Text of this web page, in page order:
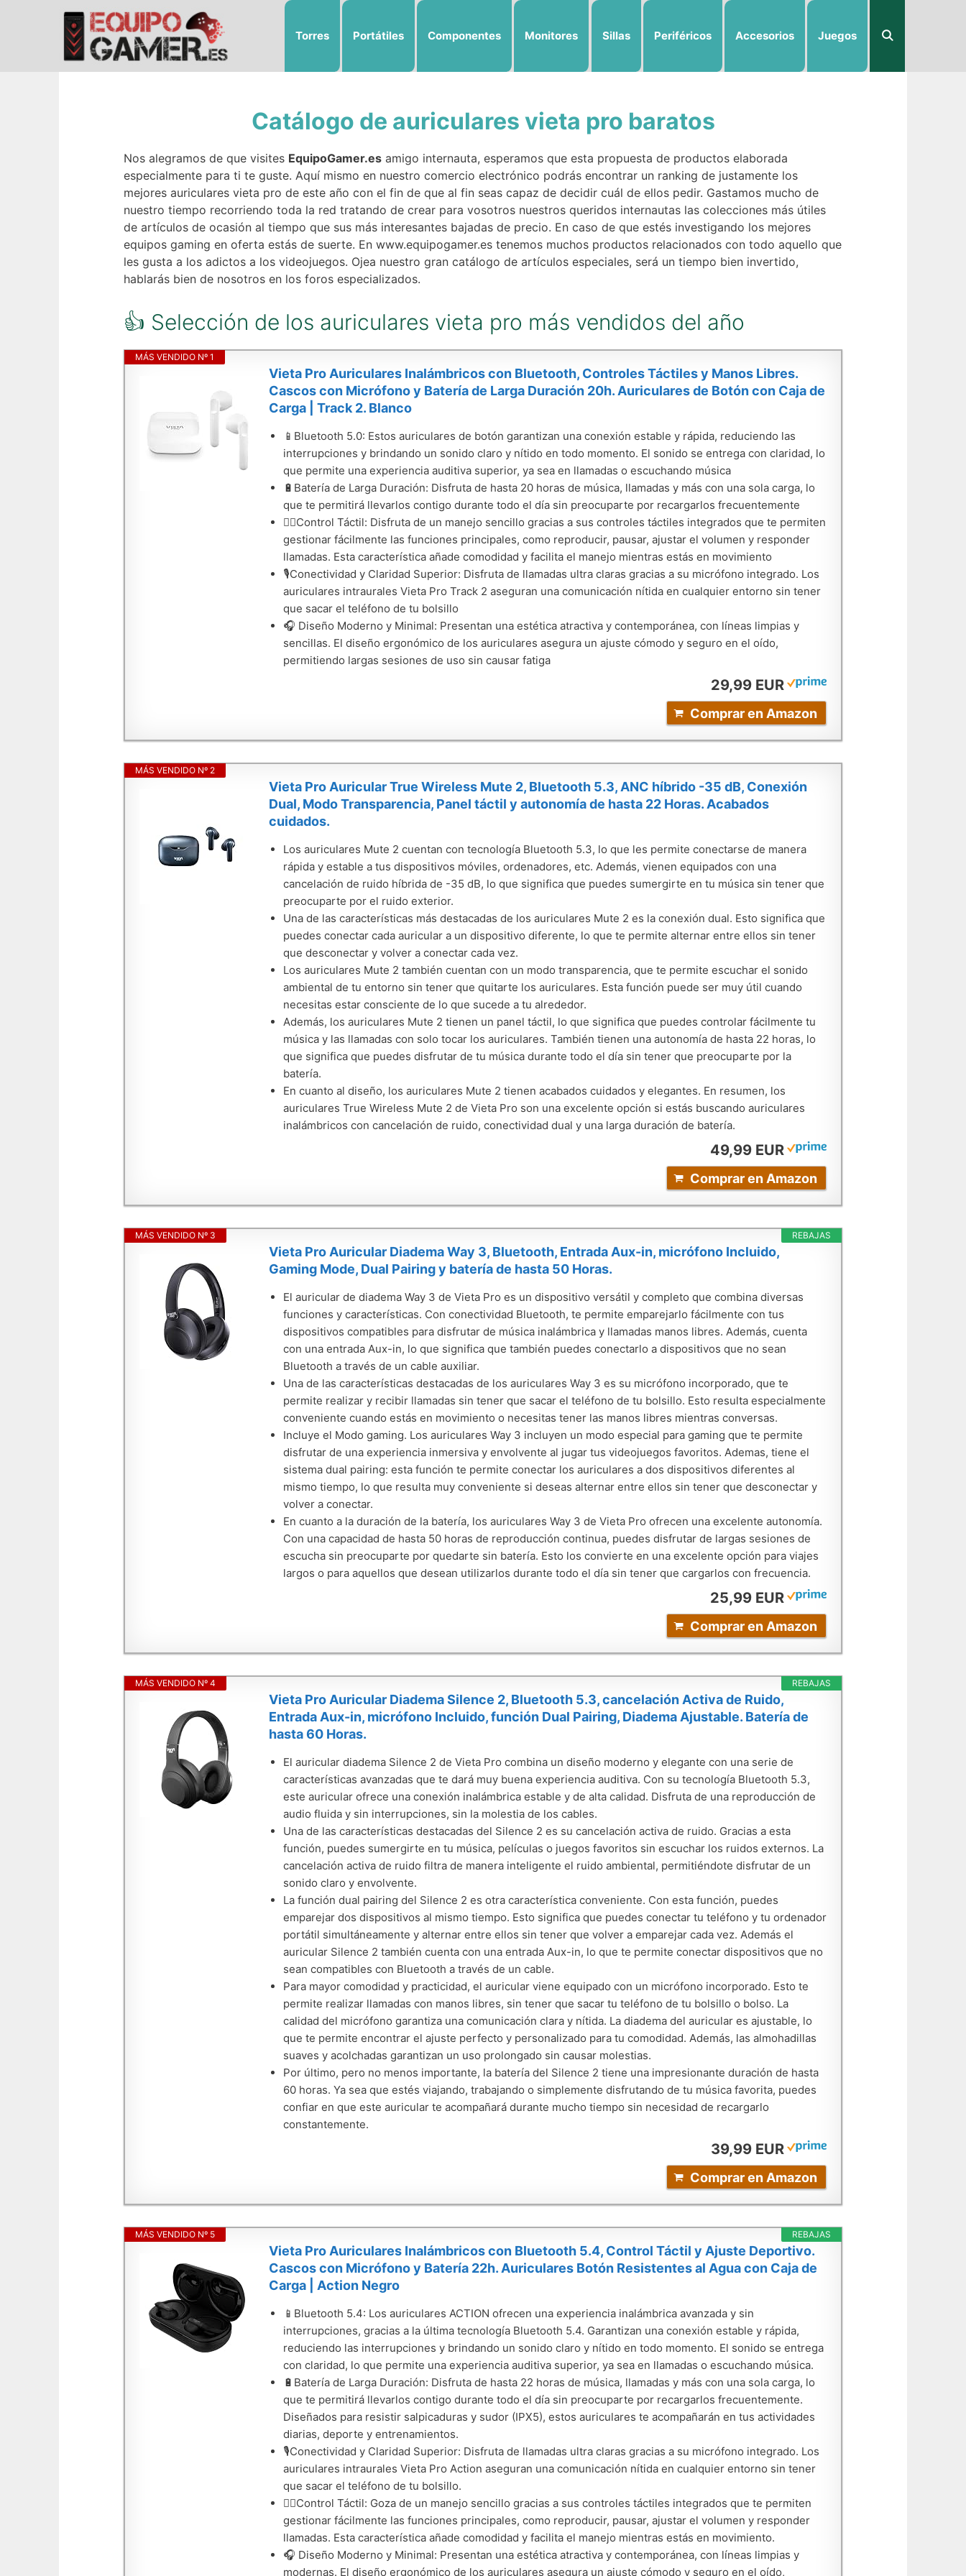
Torres Portátiles Componentes Monitores Sillas Periféricos Accesorios Juegos
Catálogo de auriculares vieta pro baratos
Nos alegramos de que visites EquipoGamer.es amigo internauta, esperamos que esta propuesta de productos elaborada
especialmente para ti te guste. Aquí mismo en nuestro comercio electrónico podrás encontrar un ranking de justamente los
mejores auriculares vieta pro de este año con el fin de que al fin seas capaz de decidir cuál de ellos pedir. Gastamos mucho de
nuestro tiempo recorriendo toda la red tratando de crear para vosotros nuestros queridos internautas las colecciones más útiles
de artículos de ocasión al tiempo que sus más interesantes bajadas de precio. En caso de que estés investigando los mejores
equipos gaming en oferta estás de suerte. En www.equipogamer.es tenemos muchos productos relacionados con todo aquello que
les gusta a los adictos a los videojuegos. Ojea nuestro gran catálogo de artículos especiales, será un tiempo bien invertido,
hablarás bien de nosotros en los foros especializados.
👍 Selección de los auriculares vieta pro más vendidos del año
MÁS VENDIDO Nº 1
Vieta Pro Auriculares Inalámbricos con Bluetooth, Controles Táctiles y Manos Libres.
Cascos con Micrófono y Batería de Larga Duración 20h. Auriculares de Botón con Caja de
Carga | Track 2. Blanco
📱Bluetooth 5.0: Estos auriculares de botón garantizan una conexión estable y rápida, reduciendo las
interrupciones y brindando un sonido claro y nítido en todo momento. El sonido se entrega con claridad, lo
que permite una experiencia auditiva superior, ya sea en llamadas o escuchando música
🔋Batería de Larga Duración: Disfruta de hasta 20 horas de música, llamadas y más con una sola carga, lo
que te permitirá llevarlos contigo durante todo el día sin preocuparte por recargarlos frecuentemente
👆🏼Control Táctil: Disfruta de un manejo sencillo gracias a sus controles táctiles integrados que te permiten
gestionar fácilmente las funciones principales, como reproducir, pausar, ajustar el volumen y responder
llamadas. Esta característica añade comodidad y facilita el manejo mientras estás en movimiento
🎙️Conectividad y Claridad Superior: Disfruta de llamadas ultra claras gracias a su micrófono integrado. Los
auriculares intraurales Vieta Pro Track 2 aseguran una comunicación nítida en cualquier entorno sin tener
que sacar el teléfono de tu bolsillo
🎧 Diseño Moderno y Minimal: Presentan una estética atractiva y contemporánea, con líneas limpias y
sencillas. El diseño ergonómico de los auriculares asegura un ajuste cómodo y seguro en el oído,
permitiendo largas sesiones de uso sin causar fatiga
29,99 EUR
Comprar en Amazon
MÁS VENDIDO Nº 2
Vieta Pro Auricular True Wireless Mute 2, Bluetooth 5.3, ANC híbrido -35 dB, Conexión
Dual, Modo Transparencia, Panel táctil y autonomía de hasta 22 Horas. Acabados
cuidados.
Los auriculares Mute 2 cuentan con tecnología Bluetooth 5.3, lo que les permite conectarse de manera
rápida y estable a tus dispositivos móviles, ordenadores, etc. Además, vienen equipados con una
cancelación de ruido híbrida de -35 dB, lo que significa que puedes sumergirte en tu música sin tener que
preocuparte por el ruido exterior.
Una de las características más destacadas de los auriculares Mute 2 es la conexión dual. Esto significa que
puedes conectar cada auricular a un dispositivo diferente, lo que te permite alternar entre ellos sin tener
que desconectar y volver a conectar cada vez.
Los auriculares Mute 2 también cuentan con un modo transparencia, que te permite escuchar el sonido
ambiental de tu entorno sin tener que quitarte los auriculares. Esta función puede ser muy útil cuando
necesitas estar consciente de lo que sucede a tu alrededor.
Además, los auriculares Mute 2 tienen un panel táctil, lo que significa que puedes controlar fácilmente tu
música y las llamadas con solo tocar los auriculares. También tienen una autonomía de hasta 22 horas, lo
que significa que puedes disfrutar de tu música durante todo el día sin tener que preocuparte por la
batería.
En cuanto al diseño, los auriculares Mute 2 tienen acabados cuidados y elegantes. En resumen, los
auriculares True Wireless Mute 2 de Vieta Pro son una excelente opción si estás buscando auriculares
inalámbricos con cancelación de ruido, conectividad dual y una larga duración de batería.
49,99 EUR
Comprar en Amazon
REBAJAS
MÁS VENDIDO Nº 3
Vieta Pro Auricular Diadema Way 3, Bluetooth, Entrada Aux-in, micrófono Incluido,
Gaming Mode, Dual Pairing y batería de hasta 50 Horas.
El auricular de diadema Way 3 de Vieta Pro es un dispositivo versátil y completo que combina diversas
funciones y características. Con conectividad Bluetooth, te permite emparejarlo fácilmente con tus
dispositivos compatibles para disfrutar de música inalámbrica y llamadas manos libres. Además, cuenta
con una entrada Aux-in, lo que significa que también puedes conectarlo a dispositivos que no sean
Bluetooth a través de un cable auxiliar.
Una de las características destacadas de los auriculares Way 3 es su micrófono incorporado, que te
permite realizar y recibir llamadas sin tener que sacar el teléfono de tu bolsillo. Esto resulta especialmente
conveniente cuando estás en movimiento o necesitas tener las manos libres mientras conversas.
Incluye el Modo gaming. Los auriculares Way 3 incluyen un modo especial para gaming que te permite
disfrutar de una experiencia inmersiva y envolvente al jugar tus videojuegos favoritos. Ademas, tiene el
sistema dual pairing: esta función te permite conectar los auriculares a dos dispositivos diferentes al
mismo tiempo, lo que resulta muy conveniente si deseas alternar entre ellos sin tener que desconectar y
volver a conectar.
En cuanto a la duración de la batería, los auriculares Way 3 de Vieta Pro ofrecen una excelente autonomía.
Con una capacidad de hasta 50 horas de reproducción continua, puedes disfrutar de largas sesiones de
escucha sin preocuparte por quedarte sin batería. Esto los convierte en una excelente opción para viajes
largos o para aquellos que desean utilizarlos durante todo el día sin tener que cargarlos con frecuencia.
25,99 EUR
Comprar en Amazon
REBAJAS
MÁS VENDIDO Nº 4
Vieta Pro Auricular Diadema Silence 2, Bluetooth 5.3, cancelación Activa de Ruido,
Entrada Aux-in, micrófono Incluido, función Dual Pairing, Diadema Ajustable. Batería de
hasta 60 Horas.
El auricular diadema Silence 2 de Vieta Pro combina un diseño moderno y elegante con una serie de
características avanzadas que te dará muy buena experiencia auditiva. Con su tecnología Bluetooth 5.3,
este auricular ofrece una conexión inalámbrica estable y de alta calidad. Disfruta de una reproducción de
audio fluida y sin interrupciones, sin la molestia de los cables.
Una de las características destacadas del Silence 2 es su cancelación activa de ruido. Gracias a esta
función, puedes sumergirte en tu música, películas o juegos favoritos sin escuchar los ruidos externos. La
cancelación activa de ruido filtra de manera inteligente el ruido ambiental, permitiéndote disfrutar de un
sonido claro y envolvente.
La función dual pairing del Silence 2 es otra característica conveniente. Con esta función, puedes
emparejar dos dispositivos al mismo tiempo. Esto significa que puedes conectar tu teléfono y tu ordenador
portátil simultáneamente y alternar entre ellos sin tener que volver a emparejar cada vez. Además el
auricular Silence 2 también cuenta con una entrada Aux-in, lo que te permite conectar dispositivos que no
sean compatibles con Bluetooth a través de un cable.
Para mayor comodidad y practicidad, el auricular viene equipado con un micrófono incorporado. Esto te
permite realizar llamadas con manos libres, sin tener que sacar tu teléfono de tu bolsillo o bolso. La
calidad del micrófono garantiza una comunicación clara y nítida. La diadema del auricular es ajustable, lo
que te permite encontrar el ajuste perfecto y personalizado para tu comodidad. Además, las almohadillas
suaves y acolchadas garantizan un uso prolongado sin causar molestias.
Por último, pero no menos importante, la batería del Silence 2 tiene una impresionante duración de hasta
60 horas. Ya sea que estés viajando, trabajando o simplemente disfrutando de tu música favorita, puedes
confiar en que este auricular te acompañará durante mucho tiempo sin necesidad de recargarlo
constantemente.
39,99 EUR
Comprar en Amazon
REBAJAS
MÁS VENDIDO Nº 5
Vieta Pro Auriculares Inalámbricos con Bluetooth 5.4, Control Táctil y Ajuste Deportivo.
Cascos con Micrófono y Batería 22h. Auriculares Botón Resistentes al Agua con Caja de
Carga | Action Negro
📱Bluetooth 5.4: Los auriculares ACTION ofrecen una experiencia inalámbrica avanzada y sin
interrupciones, gracias a la última tecnología Bluetooth 5.4. Garantizan una conexión estable y rápida,
reduciendo las interrupciones y brindando un sonido claro y nítido en todo momento. El sonido se entrega
con claridad, lo que permite una experiencia auditiva superior, ya sea en llamadas o escuchando música.
🔋Batería de Larga Duración: Disfruta de hasta 22 horas de música, llamadas y más con una sola carga, lo
que te permitirá llevarlos contigo durante todo el día sin preocuparte por recargarlos frecuentemente.
Diseñados para resistir salpicaduras y sudor (IPX5), estos auriculares te acompañarán en tus actividades
diarias, deporte y entrenamientos.
🎙️Conectividad y Claridad Superior: Disfruta de llamadas ultra claras gracias a su micrófono integrado. Los
auriculares intraurales Vieta Pro Action aseguran una comunicación nítida en cualquier entorno sin tener
que sacar el teléfono de tu bolsillo.
👆🏼Control Táctil: Goza de un manejo sencillo gracias a sus controles táctiles integrados que te permiten
gestionar fácilmente las funciones principales, como reproducir, pausar, ajustar el volumen y responder
llamadas. Esta característica añade comodidad y facilita el manejo mientras estás en movimiento.
🎧 Diseño Moderno y Minimal: Presentan una estética atractiva y contemporánea, con líneas limpias y
modernas. El diseño ergonómico de los auriculares asegura un ajuste cómodo y seguro en el oído,